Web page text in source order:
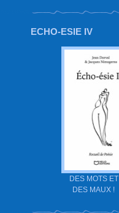
ECHO-ESIE IV
DES MOTS ET
DES MAUX !